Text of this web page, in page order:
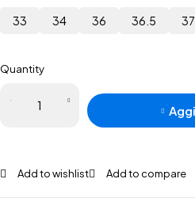
33 34 36 36.5
Quantity
Add to wishlist Add to compare